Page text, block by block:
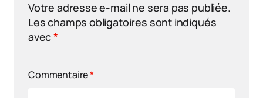
Votre adresse e-mail ne sera pas publiée.
Les champs obligatoires sont indiqués
avec*
Commentaire*